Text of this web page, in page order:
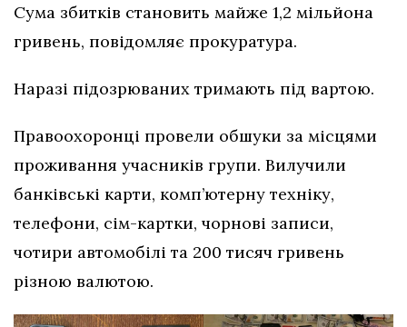
Сума збитків становить майже 1,2 мільйона
гривень, повідомляє прокуратура.
Наразі підозрюваних тримають під вартою.
Правоохоронці провели обшуки за місцями
проживання учасників групи. Вилучили
банківські карти, комп’ютерну техніку,
телефони, сім-картки, чорнові записи,
чотири автомобілі та 200 тисяч гривень
різною валютою.